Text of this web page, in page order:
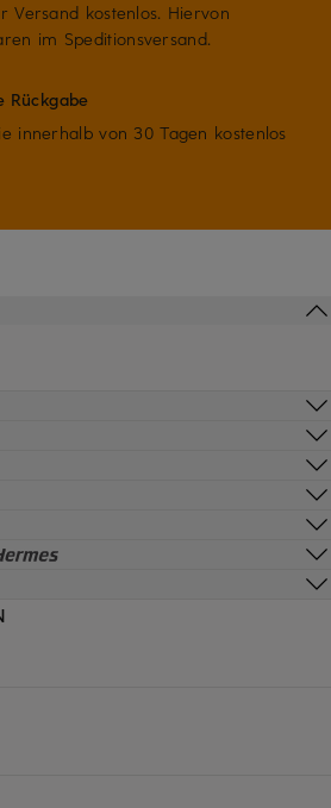
Versand kostenlos. Hiervon
im Speditionsversand.
Rückgabe
innerhalb von 30 Tagen kostenlos